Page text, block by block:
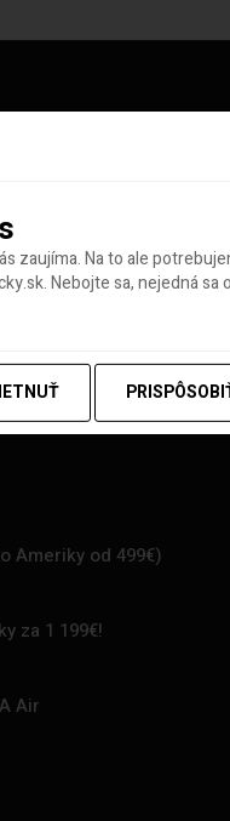
Ameriky od 499€)
za 1 199€!
Air
zaujíma. Na to ale
Nebojte sa, nejedná sa